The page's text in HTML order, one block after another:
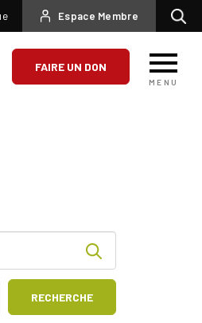
USER
ACCOUNT
MENU
Espace Membre
FAIRE UN DON
MENU
RECHERCHE